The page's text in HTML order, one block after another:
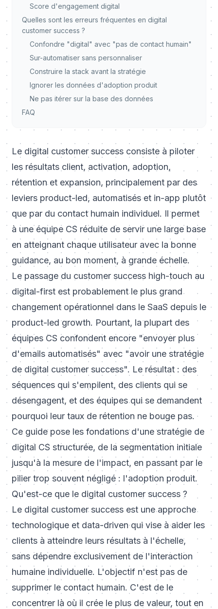
Score d'engagement digital
Quelles sont les erreurs fréquentes en digital
customer success ?
Confondre "digital" avec "pas de contact humain"
Sur-automatiser sans personnaliser
Construire la stack avant la stratégie
Ignorer les données d'adoption produit
Ne pas itérer sur la base des données
FAQ
Le digital customer success consiste à piloter
les résultats client, activation, adoption,
rétention et expansion, principalement par des
leviers product-led, automatisés et in-app plutôt
que par du contact humain individuel. Il permet
à une équipe CS réduite de servir une large base
en atteignant chaque utilisateur avec la bonne
guidance, au bon moment, à grande échelle.
Le passage du customer success high-touch au
digital-first est probablement le plus grand
changement opérationnel dans le SaaS depuis le
product-led growth. Pourtant, la plupart des
équipes CS confondent encore "envoyer plus
d'emails automatisés" avec "avoir une stratégie
de digital customer success". Le résultat : des
séquences qui s'empilent, des clients qui se
désengagent, et des équipes qui se demandent
pourquoi leur taux de rétention ne bouge pas.
Ce guide pose les fondations d'une stratégie de
digital CS structurée, de la segmentation initiale
jusqu'à la mesure de l'impact, en passant par le
pilier trop souvent négligé : l'adoption produit.
Qu'est-ce que le digital customer success ?
Le digital customer success est une approche
technologique et data-driven qui vise à aider les
clients à atteindre leurs résultats à l'échelle,
sans dépendre exclusivement de l'interaction
humaine individuelle. L'objectif n'est pas de
supprimer le contact humain. C'est de le
concentrer là où il crée le plus de valeur, tout en